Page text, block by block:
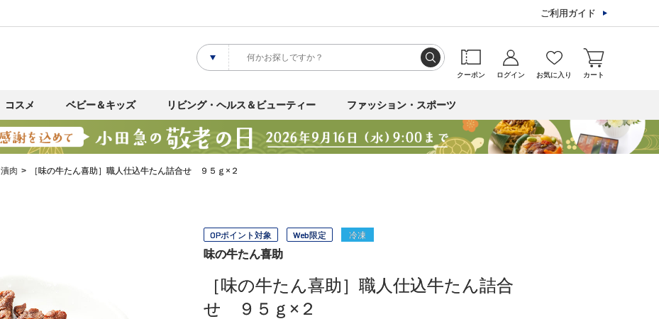
ご利用ガイド
クーポン ログイン お気に入り カート
コスメ ベビー＆キッズ リビング・ヘルス＆ビューティー ファッション・スポーツ
漬肉 ［味の牛たん喜助］職人仕込牛たん詰合せ ９５ｇ×２
OPポイント対象 Web限定 冷凍
味の牛たん喜助
［味の牛たん喜助］職人仕込牛たん詰合
せ ９５ｇ×２